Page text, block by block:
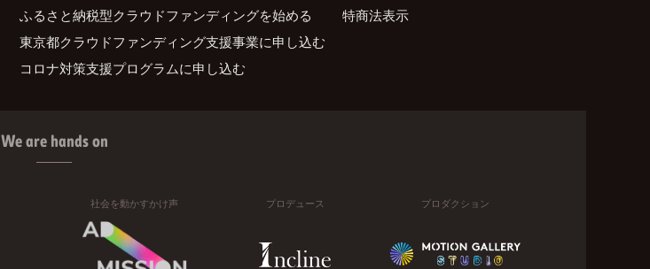
ふるさと納税型クラウドファンディングを始める
東京都クラウドファンディング支援事業に申し込む
コロナ対策支援プログラムに申し込む
特商法表示
We are hands on
社会を動かすかけ声 プロデュース プロダクション